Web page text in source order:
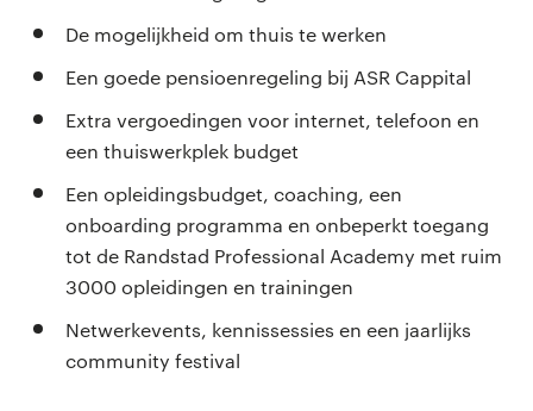
De mogelijkheid om thuis te werken
Een goede pensioenregeling bij ASR Cappital
Extra vergoedingen voor internet, telefoon en
een thuiswerkplek budget
Een opleidingsbudget, coaching, een
onboarding programma en onbeperkt toegang
tot de Randstad Professional Academy met ruim
3000 opleidingen en trainingen
Netwerkevents, kennissessies en een jaarlijks
community festival